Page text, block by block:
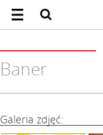
Baner
Galeria zdjęć: